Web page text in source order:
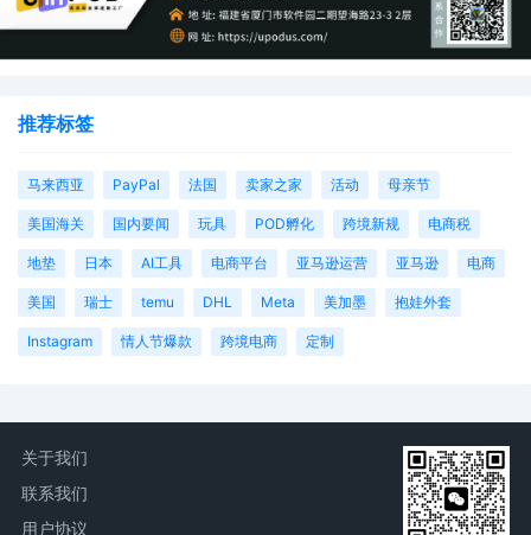
推荐标签
马来西亚 PayPal 法国 卖家之家 活动 母亲节
美国海关 国内要闻 玩具 POD孵化 跨境新规 电商税
地垫 日本 AI工具 电商平台 亚马逊运营 亚马逊 电商
美国 瑞士 temu DHL Meta 美加墨 抱娃外套
Instagram 情人节爆款 跨境电商 定制
关于我们
联系我们
用户协议